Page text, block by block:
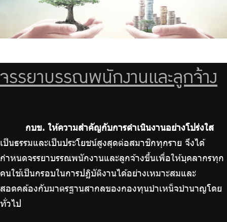
รายงานผลการดำเนินงาน
บริการเจ้าหน้าที่ส่วนราชการ
ร่วมงานกับเรา
ติดต่อเรา
จรรยาบรรณพนักงานและลูกจ้าง
กบข. ให้ความสำคัญกับการดำเนินงานอย่างโปร่งใส
เป็นธรรมและเป็นประโยชน์สูงสุดต่อสมาชิกทุกราย จึงได้
กำหนดจรรยาบรรณพนักงานและลูกจ้างขึ้นเพื่อให้บุคลากรทุก
คนใช้เป็นกรอบในการปฏิบัติงานได้อย่างเหมาะสมและ
สอดคล้องกับมาตรฐานสากลของกองทุนบำเหน็จบำนาญโดย
ทั่วไป